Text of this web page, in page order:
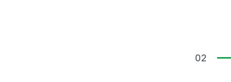
02